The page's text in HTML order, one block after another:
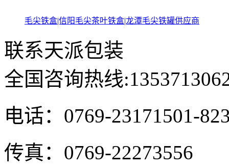
毛尖铁盒|信阳毛尖茶叶铁盒|龙潭毛尖铁罐供应商
联系天派包装
全国咨询热线:
电话：0769-23171501-
传真：0769-22273556